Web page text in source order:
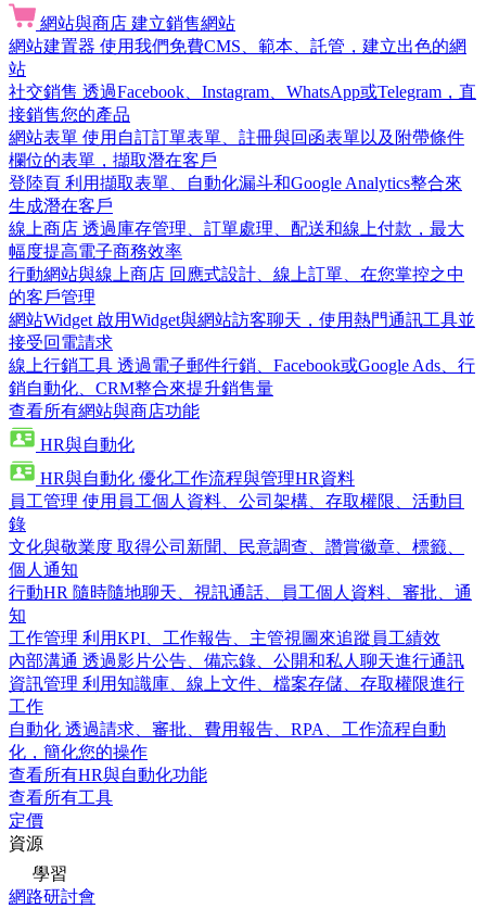
網站與商店 建立銷售網站
網站建置器 使用我們免費CMS、範本、託管，建立出色的網
站
社交銷售 透過Facebook、Instagram、WhatsApp或Telegram，直
接銷售您的產品
網站表單 使用自訂訂單表單、註冊與回函表單以及附帶條件
欄位的表單，擷取潛在客戶
登陸頁 利用擷取表單、自動化漏斗和Google Analytics整合來
生成潛在客戶
線上商店 透過庫存管理、訂單處理、配送和線上付款，最大
幅度提高電子商務效率
行動網站與線上商店 回應式設計、線上訂單、在您掌控之中
的客戶管理
網站Widget 啟用Widget與網站訪客聊天，使用熱門通訊工具並
接受回電請求
線上行銷工具 透過電子郵件行銷、Facebook或Google Ads、行
銷自動化、CRM整合來提升銷售量
查看所有網站與商店功能
HR與自動化
HR與自動化 優化工作流程與管理HR資料
員工管理 使用員工個人資料、公司架構、存取權限、活動目
錄
文化與敬業度 取得公司新聞、民意調查、讚賞徽章、標籤、
個人通知
行動HR 隨時隨地聊天、視訊通話、員工個人資料、審批、通
知
工作管理 利用KPI、工作報告、主管視圖來追蹤員工績效
內部溝通 透過影片公告、備忘錄、公開和私人聊天進行通訊
資訊管理 利用知識庫、線上文件、檔案存儲、存取權限進行
工作
自動化 透過請求、審批、費用報告、RPA、工作流程自動
化，簡化您的操作
查看所有HR與自動化功能
查看所有工具
定價
資源
學習
網路研討會